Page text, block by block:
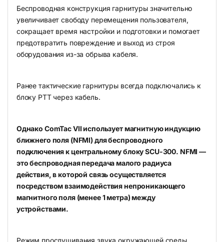
Беспроводная конструкция гарнитуры значительно
увеличивает свободу перемещения пользователя,
сокращает время настройки и подготовки и помогает
предотвратить повреждение и выход из строя
оборудования из-за обрыва кабеля.
Ранее тактические гарнитуры всегда подключались к
блоку PTT через кабель.
Однако ComTac VII использует магнитную индукцию
ближнего поля (NFMI) для беспроводного
подключения к центральному блоку SCU-300. NFMI —
это беспроводная передача малого радиуса
действия, в которой связь осуществляется
посредством взаимодействия непроникающего
магнитного поля (менее 1 метра) между
устройствами.